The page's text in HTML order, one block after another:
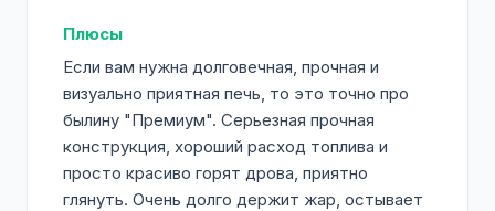
Плюсы
Если вам нужна долговечная, прочная и
визуально приятная печь, то это точно про
былину "Премиум". Серьезная прочная
конструкция, хороший расход топлива и
просто красиво горят дрова, приятно
глянуть. Очень долго держит жар, остывает